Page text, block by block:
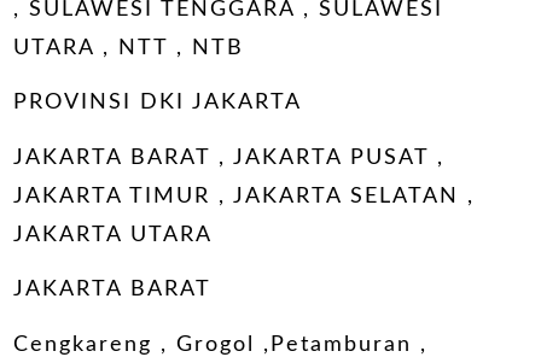
, SULAWESI TENGGARA , SULAWESI
UTARA , NTT , NTB
PROVINSI DKI JAKARTA
JAKARTA BARAT , JAKARTA PUSAT ,
JAKARTA TIMUR , JAKARTA SELATAN ,
JAKARTA UTARA
JAKARTA BARAT
Cengkareng , Grogol ,Petamburan ,